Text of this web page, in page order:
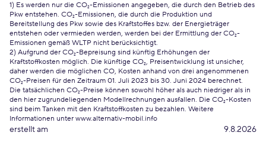
1) Es werden nur die CO₂-Emissionen angegeben, die durch den Betrieb des
Pkw entstehen. CO₂-Emissionen, die durch die Produktion und
Bereitstellung des Pkw sowie des Kraftstoffes bzw. der Energieträger
entstehen oder vermieden werden, werden bei der Ermittlung der CO₂-
Emissionen gemäß WLTP nicht berücksichtigt.
2) Aufgrund der CO₂-Bepreisung sind künftig Erhöhungen der
Kraftstoffkosten möglich. Die künftige CO₂, Preisentwicklung ist unsicher,
daher werden die möglichen CO, Kosten anhand von drei angenommenen
CO₂-Preisen für den Zeitraum 01. Juli 2023 bis 30. Juni 2024 berechnet.
Die tatsächlichen CO₂-Preise können sowohl höher als auch niedriger als in
den hier zugrundeliegenden Modellrechnungen ausfallen. Die CO₂-Kosten
sind beim Tanken mit den Kraftstoffkosten zu bezahlen. Weitere
Informationen unter www.alternativ-mobil.info
erstellt am 9.8.2026